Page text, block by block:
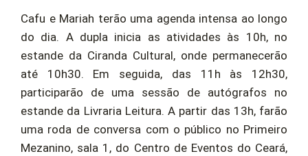
Cafu e Mariah terão uma agenda intensa ao longo
do dia. A dupla inicia as atividades às 10h, no
estande da Ciranda Cultural, onde permanecerão
até 10h30. Em seguida, das 11h às 12h30,
participarão de uma sessão de autógrafos no
estande da Livraria Leitura. A partir das 13h, farão
uma roda de conversa com o público no Primeiro
Mezanino, sala 1, do Centro de Eventos do Ceará,